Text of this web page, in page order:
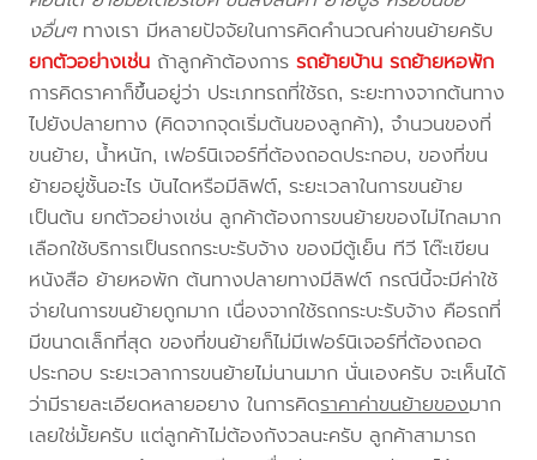
งอื่นๆทางเรา มีหลายปัจจัยในการคิดคำนวณค่าขนย้ายครับ
ยกตัวอย่างเช่น ถ้าลูกค้าต้องการรถย้ายบ้าน รถย้ายหอพัก
การคิดราคาก็ขึ้นอยู่ว่า ประเภทรถที่ใช้รถ, ระยะทางจากต้นทาง
ไปยังปลายทาง (คิดจากจุดเริ่มต้นของลูกค้า), จำนวนของที่
ขนย้าย, น้ำหนัก, เฟอร์นิเจอร์ที่ต้องถอดประกอบ, ของที่ขน
ย้ายอยู่ชั้นอะไร บันไดหรือมีลิฟต์, ระยะเวลาในการขนย้าย
เป็นต้น ยกตัวอย่างเช่น ลูกค้าต้องการขนย้ายของไม่ไกลมาก
เลือกใช้บริการเป็นรถกระบะรับจ้าง ของมีตู้เย็น ทีวี โต๊ะเขียน
หนังสือ ย้ายหอพัก ต้นทางปลายทางมีลิฟต์ กรณีนี้จะมีค่าใช้
จ่ายในการขนย้ายถูกมาก เนื่องจากใช้รถกระบะรับจ้าง คือรถที่
มีขนาดเล็กที่สุด ของที่ขนย้ายก็ไม่มีเฟอร์นิเจอร์ที่ต้องถอด
ประกอบ ระยะเวลาการขนย้ายไม่นานมาก นั่นเองครับ จะเห็นได้
ว่ามีรายละเอียดหลายอยาง ในการคิดราคาค่าขนย้ายของมาก
เลยใช่มั้ยครับ แต่ลูกค้าไม่ต้องกังวลนะครับ ลูกค้าสามารถ